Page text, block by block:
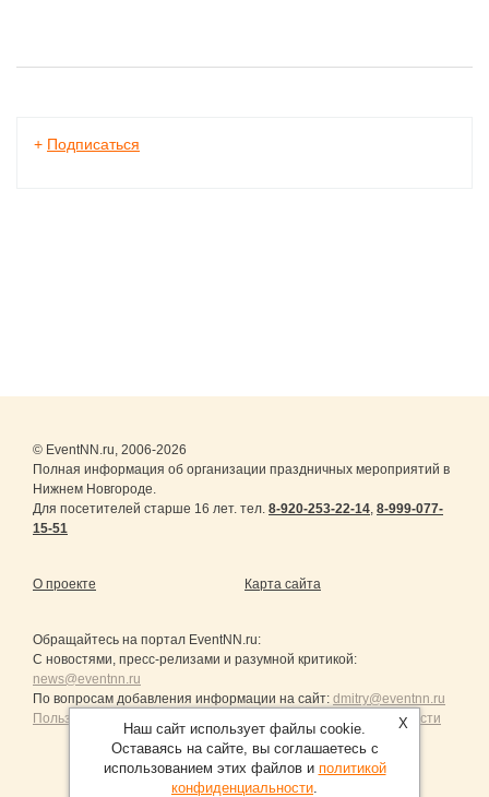
+ Подписаться
© EventNN.ru, 2006-2026
Полная информация об организации праздничных мероприятий в
Нижнем Новгороде.
Для посетителей старше 16 лет. тел. 8-920-253-22-14, 8-999-077-
15-51
О проекте Карта сайта
Обращайтесь на портал EventNN.ru:
С новостями, пресс-релизами и разумной критикой:
news@eventnn.ru
По вопросам добавления информации на сайт: dmitry@eventnn.ru
Пользовательское Соглашение и политика конфиденциальности
X
Наш сайт использует файлы cookie.
Оставаясь на сайте, вы соглашаетесь с
использованием этих файлов и политикой
конфиденциальности.